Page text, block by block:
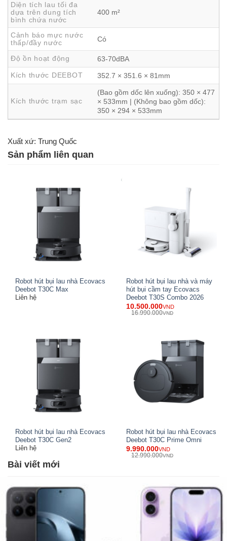
AIVI 3D 3.0 – Nhận diện thông minh, điều
hướng chính xác
Công nghệ AIVI 3D 3.0 OMNI mang lại khả năng nhận diện
vượt trội
AIVI 3D 3.0 kết hợp với mô hình ngôn ngữ thị giác (VLM)
lập tiêu chuẩn mới về điều hướng và nhận diện vật cản
theo thời gian thực. Với khả năng quan sát nhạy bén, thiết
bị xử lý dữ liệu môi trường chính xác, đảm bảo di chuyển
nội thất làm ranh giới, di chuyển sát cạnh chân bàn, ghế và
tủ kệ, giúp loại bỏ hoàn toàn bụi bẩn tại những vị trí khó
Hệ thống giám sát không gian được hỗ trợ bởi mô-đun ánh
sáng cấu trúc và camera hình ảnh, giúp robot duy trì
khoảng cách sát vật thể đến từng milimet mà vẫn đảm bảo
Diện tích lau tối đa
dựa trên dung tích
bình chứa nước
400 m²
Cảnh báo mực nước
thấp/đầy nước
Có
Độ ồn hoạt động
63-70dBA
Kích thước DEEBOT
352.7 × 351.6 × 81mm
Kích thước trạm sạc
(Bao gồm dốc lên xuống): 350 × 477
× 533mm | (Không bao gồm dốc):
350 × 294 × 533mm
Xuất xứ: Trung Quốc
Sản phẩm liên quan
Robot hút bụi lau nhà Ecovacs
Deebot T30C Max
Liên hệ
Robot hút bụi lau nhà và máy
hút bụi cầm tay Ecovacs
Deebot T30S Combo 2026
10.500.000VND
16.990.000VND
Robot hút bụi lau nhà Ecovacs
Deebot T30C Gen2
Liên hệ
Robot hút bụi lau nhà Ecovacs
Deebot T30C Prime Omni
9.990.000VND
12.990.000VND
Bài viết mới